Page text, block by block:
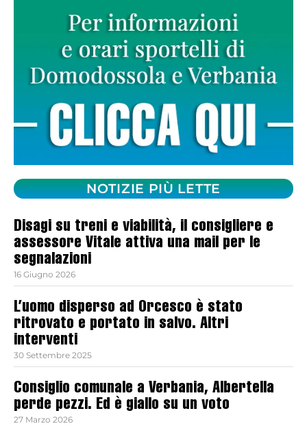
NOTIZIE PIÙ LETTE
Disagi su treni e viabilità, il consigliere e
assessore Vitale attiva una mail per le
segnalazioni
16 Giugno 2026
L’uomo disperso ad Orcesco è stato
ritrovato e portato in salvo. Altri
interventi
30 Settembre 2025
Consiglio comunale a Verbania, Albertella
perde pezzi. Ed è giallo su un voto
27 Marzo 2026